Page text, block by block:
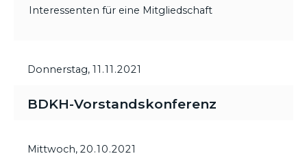
Interessenten für eine Mitgliedschaft
Donnerstag, 11.11.2021
BDKH-Vorstandskonferenz
Mittwoch, 20.10.2021